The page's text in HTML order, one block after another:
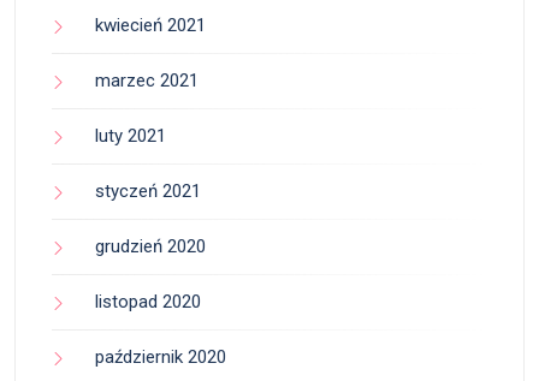
kwiecień 2021
marzec 2021
luty 2021
styczeń 2021
grudzień 2020
listopad 2020
październik 2020